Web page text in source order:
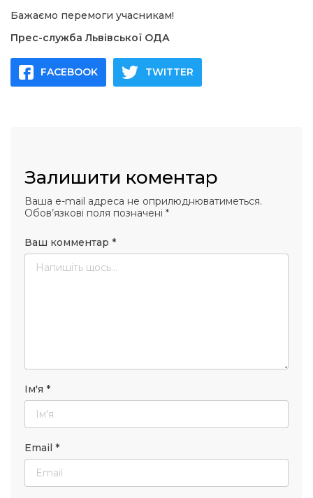
Бажаємо перемоги учасникам!
Прес-служба Львівської ОДА
FACEBOOK TWITTER
Залишити коментар
Ваша e-mail адреса не оприлюднюватиметься.
Обов’язкові поля позначені *
Ваш комментар *
Ім'я *
Email *